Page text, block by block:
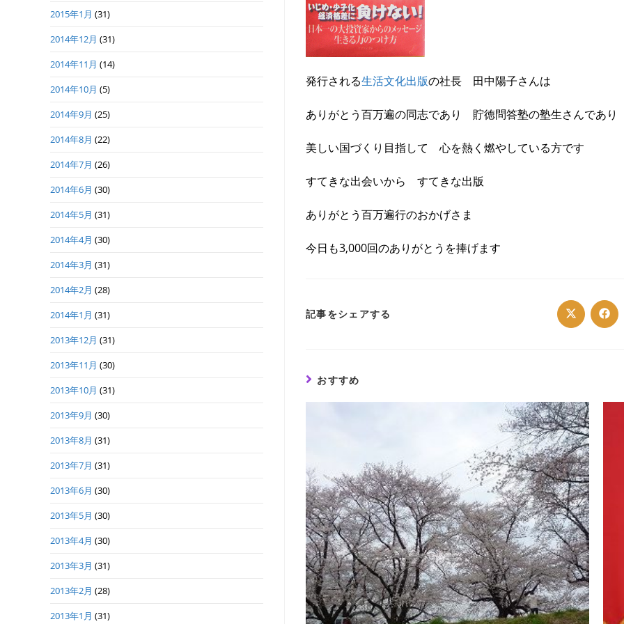
発行される生活文化出版の社長 田中陽子さんは
ありがとう百万遍の同志であり 貯徳問答塾の塾生さんであり
美しい国づくり目指して 心を熱く燃やしている方です
すてきな出会いから すてきな出版
ありがとう百万遍行のおかげさま
今日も3,000回のありがとうを捧げます
記事をシェアする Opens
in in
おすすめ
2015年1月 (31)
2014年12月 (31)
2014年11月 (14)
2014年10月 (5)
2014年9月 (25)
2014年8月 (22)
2014年7月 (26)
2014年6月 (30)
2014年5月 (31)
2014年4月 (30)
2014年3月 (31)
2014年2月 (28)
2014年1月 (31)
2013年12月 (31)
2013年11月 (30)
2013年10月 (31)
2013年9月 (30)
2013年8月 (31)
2013年7月 (31)
2013年6月 (30)
2013年5月 (30)
2013年4月 (30)
2013年3月 (31)
2013年2月 (28)
2013年1月 (31)